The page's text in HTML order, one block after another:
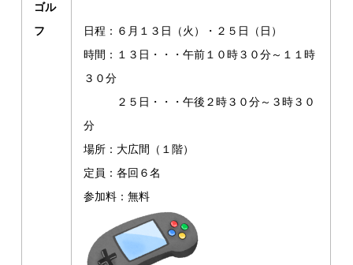
ゴル
フ
日程：６月１３日（火）・２５日（日）
時間：１３日・・・午前１０時３０分～１１時
３０分
２５日・・・午後２時３０分～３時３０
分
場所：大広間（１階）
定員：各回６名
参加料：無料